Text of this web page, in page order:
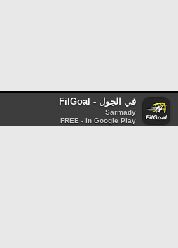
في الجول - FilGoal
Sarmady
FREE - In Google Play